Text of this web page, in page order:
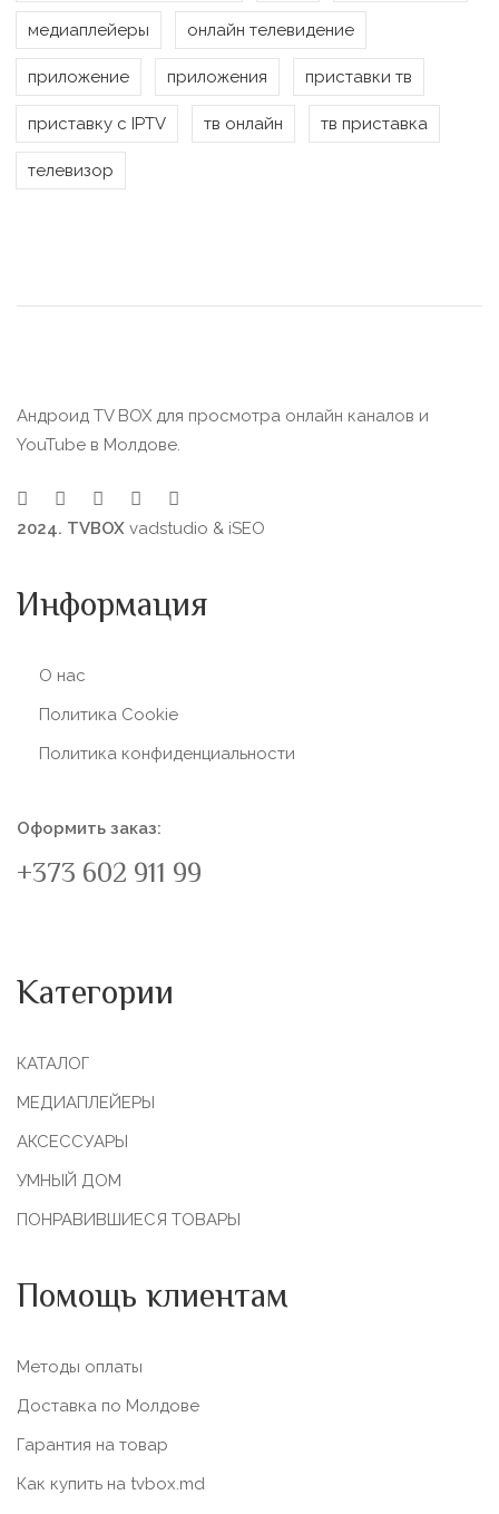
медиаплейеры онлайн телевидение
приложение приложения приставки тв
приставку с IPTV тв онлайн тв приставка
телевизор
Андроид TV BOX для просмотра онлайн каналов и
YouTube в Молдове.
2024. TVBOX vadstudio & iSEO
Информация
О нас
Политика Сookie
Политика конфиденциальности
Оформить заказ:
+373 602 911 99
Категории
КАТАЛОГ
МЕДИАПЛЕЙЕРЫ
АКСЕССУАРЫ
УМНЫЙ ДОМ
ПОНРАВИВШИЕСЯ ТОВАРЫ
Помощь клиентам
Методы оплаты
Доставка по Молдове
Гарантия на товар
Как купить на tvbox.md